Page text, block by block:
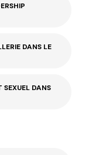
DANS LE
SEXUEL DANS